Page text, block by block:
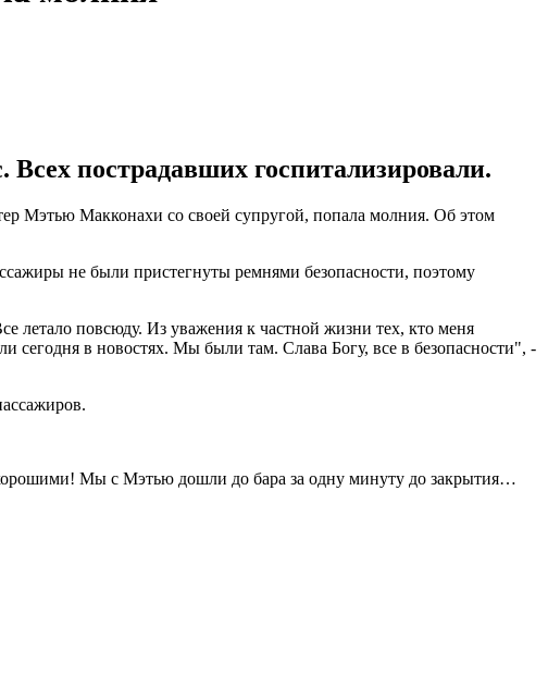
пострадавших госпитализировали.
Мэтью Макконахи со своей супругой, попала молния. Об этом
не были пристегнуты ремнями безопасности, поэтому
летало повсюду. Из уважения к частной жизни тех, кто меня
сегодня в новостях. Мы были там. Слава Богу, все в безопасности", -
Мы с Мэтью дошли до бара за одну минуту до закрытия…